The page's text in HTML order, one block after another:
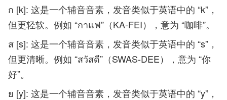
ก [k]: 这是一个辅音音素，发音类似于英语中的 “k”，
但更轻软。例如 “กาแฟ”（KA-FEI），意为 “咖啡”。
ส [s]: 这是一个辅音音素，发音类似于英语中的 “s”，
但更清晰。例如 “สวัสดี”（SWAS-DEE），意为 “你
好”。
ย [y]: 这是一个辅音音素，发音类似于英语中的 “y”，